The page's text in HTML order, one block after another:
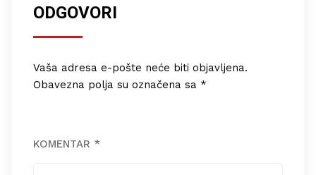
ODGOVORI
Vaša adresa e-pošte neće biti objavljena.
Obavezna polja su označena sa *
KOMENTAR *